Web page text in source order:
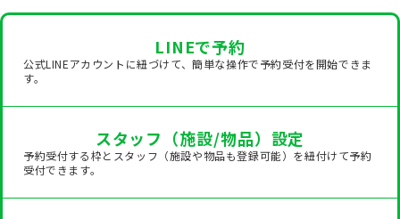
LINEで予約
公式LINEアカウントに紐づけて、簡単な操作で予約受付を開始できま
す。
スタッフ（施設/物品）設定
予約受付する枠とスタッフ（施設や物品も登録可能）を紐付けて予約
受付できます。